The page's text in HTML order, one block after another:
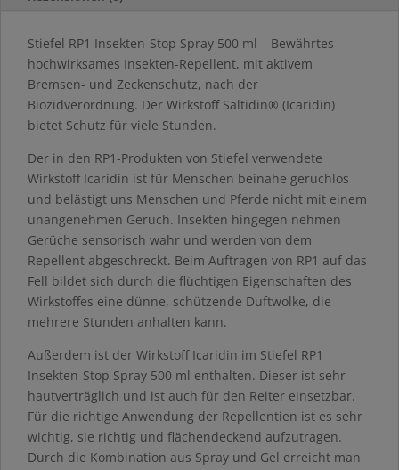
Stiefel RP1 Insekten-Stop Spray 500 ml – Bewährtes
hochwirksames Insekten-Repellent, mit aktivem
Bremsen- und Zeckenschutz, nach der
Biozidverordnung. Der Wirkstoff Saltidin® (Icaridin)
bietet Schutz für viele Stunden.
Der in den RP1-Produkten von Stiefel verwendete
Wirkstoff Icaridin ist für Menschen beinahe geruchlos
und belästigt uns Menschen und Pferde nicht mit einem
unangenehmen Geruch. Insekten hingegen nehmen
Gerüche sensorisch wahr und werden von dem
Repellent abgeschreckt. Beim Auftragen von RP1 auf das
Fell bildet sich durch die flüchtigen Eigenschaften des
Wirkstoffes eine dünne, schützende Duftwolke, die
mehrere Stunden anhalten kann.
Außerdem ist der Wirkstoff Icaridin im Stiefel RP1
Insekten-Stop Spray 500 ml enthalten. Dieser ist sehr
hautverträglich und ist auch für den Reiter einsetzbar.
Für die richtige Anwendung der Repellentien ist es sehr
wichtig, sie richtig und flächendeckend aufzutragen.
Durch die Kombination aus Spray und Gel erreicht man